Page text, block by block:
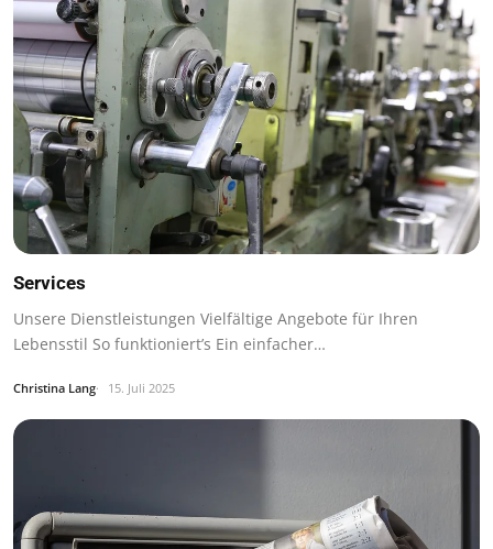
Services
Unsere Dienstleistungen Vielfältige Angebote für Ihren
Lebensstil So funktioniert’s Ein einfacher…
Christina Lang 15. Juli 2025